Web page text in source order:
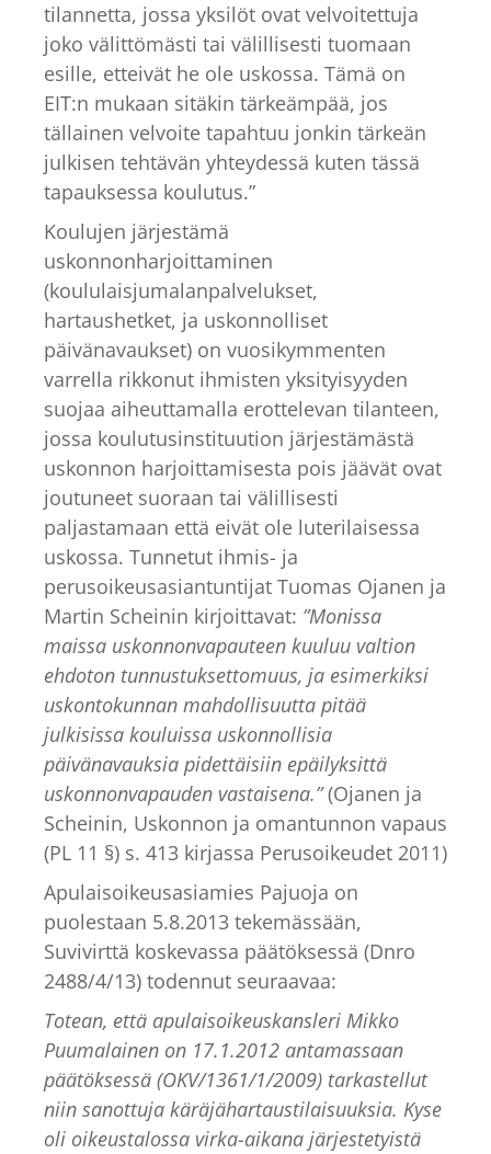
tilannetta, jossa yksilöt ovat velvoitettuja
joko välittömästi tai välillisesti tuomaan
esille, etteivät he ole uskossa. Tämä on
EIT:n mukaan sitäkin tärkeämpää, jos
tällainen velvoite tapahtuu jonkin tärkeän
julkisen tehtävän yhteydessä kuten tässä
tapauksessa koulutus.”
Koulujen järjestämä
uskonnonharjoittaminen
(koululaisjumalanpalvelukset,
hartaushetket, ja uskonnolliset
päivänavaukset) on vuosikymmenten
varrella rikkonut ihmisten yksityisyyden
suojaa aiheuttamalla erottelevan tilanteen,
jossa koulutusinstituution järjestämästä
uskonnon harjoittamisesta pois jäävät ovat
joutuneet suoraan tai välillisesti
paljastamaan että eivät ole luterilaisessa
uskossa. Tunnetut ihmis- ja
perusoikeusasiantuntijat Tuomas Ojanen ja
Martin Scheinin kirjoittavat: ”Monissa
maissa uskonnonvapauteen kuuluu valtion
ehdoton tunnustuksettomuus, ja esimerkiksi
uskontokunnan mahdollisuutta pitää
julkisissa kouluissa uskonnollisia
päivänavauksia pidettäisiin epäilyksittä
uskonnonvapauden vastaisena.”(Ojanen ja
Scheinin, Uskonnon ja omantunnon vapaus
(PL 11 §) s. 413 kirjassa Perusoikeudet 2011)
Apulaisoikeusasiamies Pajuoja on
puolestaan 5.8.2013 tekemässään,
Suvivirttä koskevassa päätöksessä (Dnro
2488/4/13) todennut seuraavaa:
Totean, että apulaisoikeuskansleri Mikko
Puumalainen on 17.1.2012 antamassaan
päätöksessä (OKV/1361/1/2009) tarkastellut
niin sanottuja käräjähartaustilaisuuksia. Kyse
oli oikeustalossa virka-aikana järjestetyistä